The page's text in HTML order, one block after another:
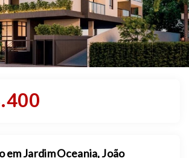
Jardim Oceania, João